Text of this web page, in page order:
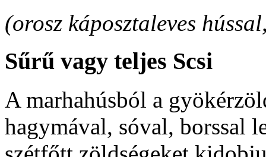
(orosz káposztaleves
Sűrű vagy teljes Scsi
A marhahúsból a
hagymával, sóval, borssal